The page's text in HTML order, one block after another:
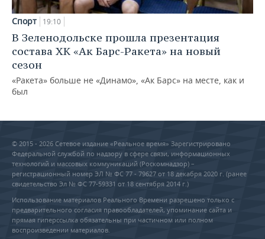
Спорт 19:10
В Зеленодольске прошла презентация
состава ХК «Ак Барс-Ракета» на новый
сезон
«Ракета» больше не «Динамо», «Ак Барс» на месте, как и
был
© 2015 - 2026 Сетевое издание «Реальное время» Зарегистрировано
Федеральной службой по надзору в сфере связи, информационных
технологий и массовых коммуникаций (Роскомнадзор) –
регистрационный номер ЭЛ № ФС 77 - 79627 от 18 декабря 2020 г. (ранее
свидетельство Эл № ФС 77-59331 от 18 сентября 2014 г.)
Использование материалов Реального Времени разрешено только с
предварительного согласия правообладателей, упоминание сайта и
прямая гиперссылка обязательны при частичном или полном
воспроизведении материалов.